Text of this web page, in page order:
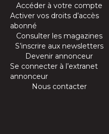
Accéder à votre compte
Activer vos droits d’accès
abonné
Consulter les magazines
S’inscrire aux newsletters
Devenir annonceur
Se connecter à l’extranet
annonceur
Nous contacter